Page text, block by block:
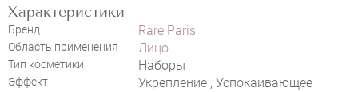
Характеристики
Бренд Rare Paris
Область применения Лицо
Тип косметики Наборы
Эффект
Укрепление , Успокаивающее